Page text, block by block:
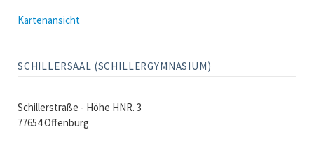
Kartenansicht
SCHILLERSAAL (SCHILLERGYMNASIUM)
Schillerstraße - Höhe HNR. 3
77654 Offenburg